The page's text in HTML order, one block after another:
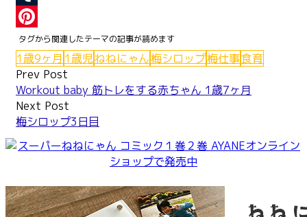
Tumblr
Pinterest
1歳9ヶ月 1歳児ねねにゃん梅シロップ梅仕事食育
Post
navigation
Prev Post
Workout baby 筋トレをする赤ちゃん 1歳7ヶ月
Next Post
梅シロップ3日目